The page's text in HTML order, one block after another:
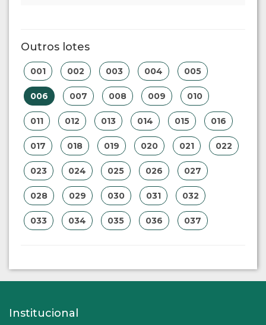
Outros lotes
001 002 003 004 005
006 007 008 009 010
011 012 013 014 015 016
017 018 019 020 021 022
023 024 025 026 027
028 029 030 031 032
033 034 035 036 037
Institucional